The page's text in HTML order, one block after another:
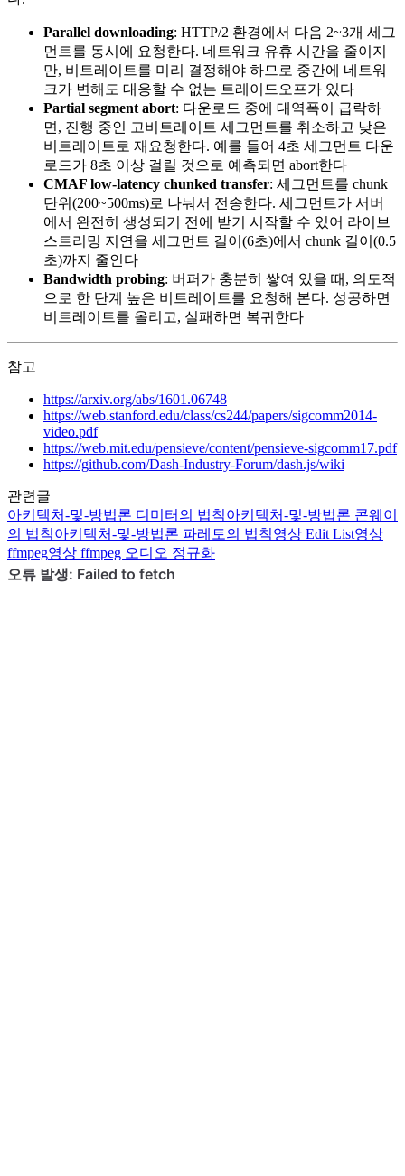
Parallel downloading: HTTP/2 환경에서 다음 2~3개 세그
먼트를 동시에 요청한다. 네트워크 유휴 시간을 줄이지
만, 비트레이트를 미리 결정해야 하므로 중간에 네트워
크가 변해도 대응할 수 없는 트레이드오프가 있다
Partial segment abort: 다운로드 중에 대역폭이 급락하
면, 진행 중인 고비트레이트 세그먼트를 취소하고 낮은
비트레이트로 재요청한다. 예를 들어 4초 세그먼트 다운
로드가 8초 이상 걸릴 것으로 예측되면 abort한다
CMAF low-latency chunked transfer: 세그먼트를 chunk
단위(200~500ms)로 나눠서 전송한다. 세그먼트가 서버
에서 완전히 생성되기 전에 받기 시작할 수 있어 라이브
스트리밍 지연을 세그먼트 길이(6초)에서 chunk 길이(0.5
초)까지 줄인다
Bandwidth probing: 버퍼가 충분히 쌓여 있을 때, 의도적
으로 한 단계 높은 비트레이트를 요청해 본다. 성공하면
비트레이트를 올리고, 실패하면 복귀한다
참고
https://arxiv.org/abs/1601.06748
https://web.stanford.edu/class/cs244/papers/sigcomm2014-
video.pdf
https://web.mit.edu/pensieve/content/pensieve-sigcomm17.pdf
https://github.com/Dash-Industry-Forum/dash.js/wiki
관련글
아키텍처-및-방법론 디미터의 법칙아키텍처-및-방법론 콘웨이
의 법칙아키텍처-및-방법론 파레토의 법칙영상 Edit List영상
ffmpeg영상 ffmpeg 오디오 정규화